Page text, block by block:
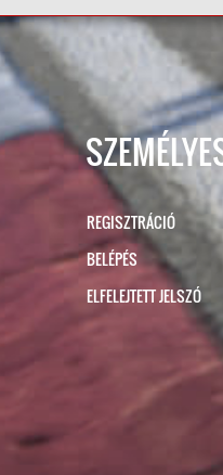
REGISZTRÁCIÓ
BELÉPÉS
ELFELEJTETT JELSZÓ